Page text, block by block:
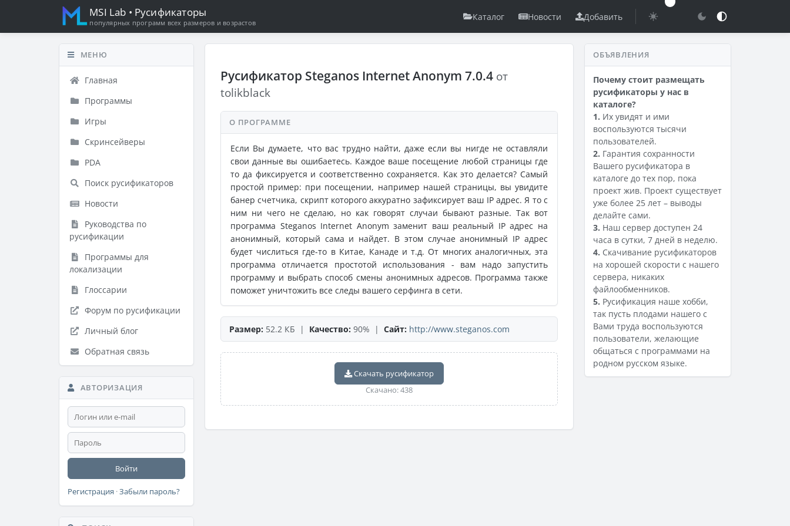
MSI Lab • Русификаторы
популярных программ всех размеров и возрастов
Каталог Новости Добавить
МЕНЮ
Главная
Программы
Игры
Скринсейверы
PDA
Поиск русификаторов
Новости
Руководства по
русификации
Программы для
локализации
Глоссарии
Форум по русификации
Личный блог
Обратная связь
АВТОРИЗАЦИЯ
Войти
Регистрация ·Забыли пароль?
Русификатор Steganos Internet Anonym 7.0.4 от
tolikblack
О ПРОГРАММЕ
Если Вы думаете, что вас трудно найти, даже если вы нигде не оставляли
свои данные вы ошибаетесь. Каждое ваше посещение любой страницы где
то да фиксируется и соответственно сохраняется. Как это делается? Самый
простой пример: при посещении, например нашей страницы, вы увидите
банер счетчика, скрипт которого аккуратно зафиксирует ваш IP адрес. Я то с
ним ни чего не сделаю, но как говорят случаи бывают разные. Так вот
программа Steganos Internet Anonym заменит ваш реальный IP адрес на
анонимный, который сама и найдет. В этом случае анонимный IP адрес
будет числиться где-то в Китае, Канаде и т.д. От многих аналогичных, эта
программа отличается простотой использования - вам надо запустить
программу и выбрать способ смены анонимных адресов. Программа также
поможет уничтожить все следы вашего серфинга в сети.
Размер: 52.2 КБ | Качество: 90% | Сайт: http://www.steganos.com
Скачать русификатор
Скачано: 438
ОБЪЯВЛЕНИЯ
Почему стоит размещать
русификаторы у нас в
каталоге?
1. Их увидят и ими
воспользуются тысячи
пользователей.
2. Гарантия сохранности
Вашего русификатора в
каталоге до тех пор, пока
проект жив. Проект существует
уже более 25 лет – выводы
делайте сами.
3. Наш сервер доступен 24
часа в сутки, 7 дней в неделю.
4. Скачивание русификаторов
на хорошей скорости с нашего
сервера, никаких
файлообменников.
5. Русификация наше хобби,
так пусть плодами нашего с
Вами труда воспользуются
пользователи, желающие
общаться с программами на
родном русском языке.